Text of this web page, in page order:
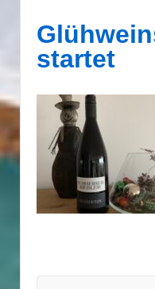
startet